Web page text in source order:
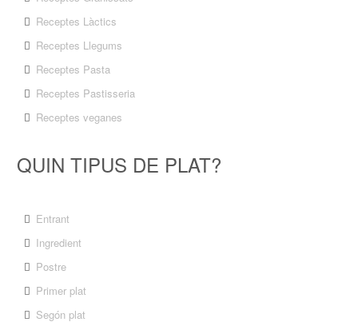
Receptes Làctics
Receptes Llegums
Receptes Pasta
Receptes Pastisseria
Receptes veganes
QUIN TIPUS DE PLAT?
Entrant
Ingredient
Postre
Primer plat
Segón plat